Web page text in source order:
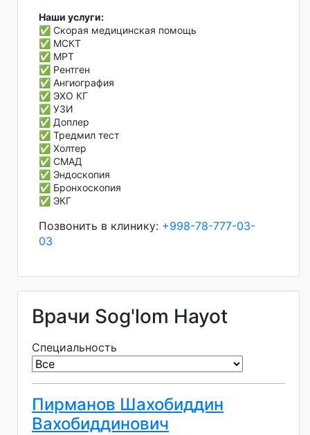
Наши услуги:
✅ Скорая медицинская помощь
✅ МСКТ
✅ МРТ
✅ Рентген
✅ Ангиография
✅ ЭХО КГ
✅ УЗИ
✅ Доплер
✅ Тредмил тест
✅ Холтер
✅ СМАД
✅ Эндоскопия
✅ Бронхоскопия
✅ ЭКГ
Позвонить в клинику: +998-78-777-03-
03
Врачи Sog'lom Hayot
Специальность
Пирманов Шахобиддин
Вахобиддинович